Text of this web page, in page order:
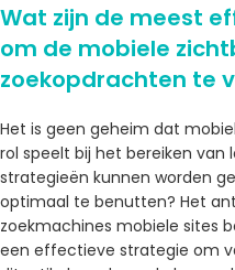
Wat zijn de meest
om de mobiele
zoekopdrachten te
Het is geen geheim dat
rol speelt bij het bereiken van
strategieën kunnen worden
optimaal te benutten? Het
zoekmachines mobiele sites
een effectieve strategie om